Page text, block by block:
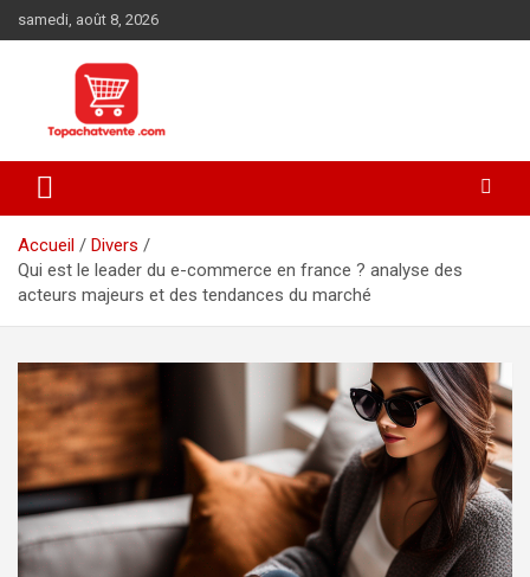
au
samedi, août 8, 2026
topachatvente.com
Accueil
Divers
Qui est le leader du e-commerce en france ? analyse des
acteurs majeurs et des tendances du marché